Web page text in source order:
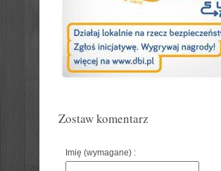
Zostaw komentarz
Imię (wymagane) :